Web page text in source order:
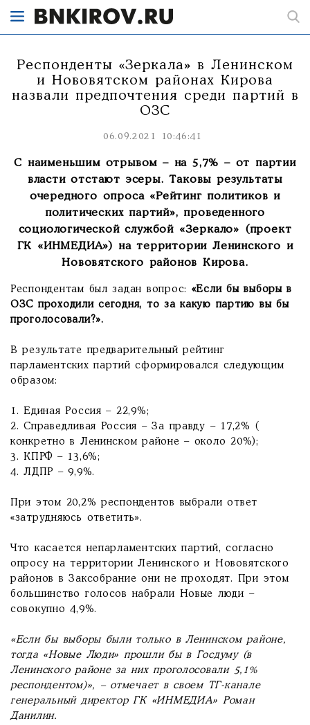
Респонденты «Зеркала» в Ленинском
и Нововятском районах Кирова
назвали предпочтения среди партий в
ОЗС
06.09.2021 10:46:41
С наименьшим отрывом – на 5,7% – от партии
власти отстают эсеры. Таковы результаты
очередного опроса «Рейтинг политиков и
политических партий», проведенного
социологической службой «Зеркало» (проект
ГК «ИНМЕДИА») на территории Ленинского и
Нововятского районов Кирова.
Респондентам был задан вопрос: «Если бы выборы в
ОЗС проходили сегодня, то за какую партию вы бы
проголосовали?».
В результате предварительный рейтинг
парламентских партий сформировался следующим
образом:
1. Единая Россия – 22,9%;
2. Справедливая Россия – За правду – 17,2% (
конкретно в Ленинском районе – около 20%);
3. КПРФ – 13,6%;
4. ЛДПР – 9,9%.
При этом 20,2% респондентов выбрали ответ
«затрудняюсь ответить».
Что касается непарламентских партий, согласно
опросу на территории Ленинского и Нововятского
районов в Заксобрание они не проходят. При этом
большинство голосов набрали Новые люди –
совокупно 4,9%.
«Если бы выборы были только в Ленинском районе,
тогда «Новые Люди» прошли бы в Госдуму (в
Ленинского районе за них проголосовали 5,1%
респондентом)», – отмечает в своем ТГ-канале
генеральный директор ГК «ИНМЕДИА» Роман
Данилин.